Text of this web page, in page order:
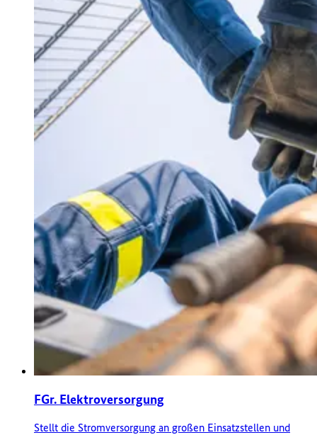
FGr. Elektroversorgung
Stellt die Stromversorgung an großen Einsatzstellen und